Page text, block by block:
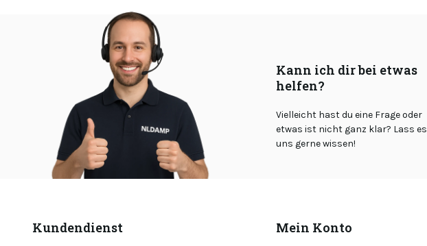
Kann ich dir bei etwas
helfen?
Vielleicht hast du eine Frage oder
etwas ist nicht ganz klar? Lass es
uns gerne wissen!
Kundendienst Mein Konto